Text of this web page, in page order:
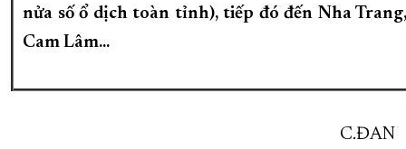
nửa số ổ dịch toàn tỉnh), tiếp đó đến Nha Trang,
Cam Lâm...
C.ĐAN